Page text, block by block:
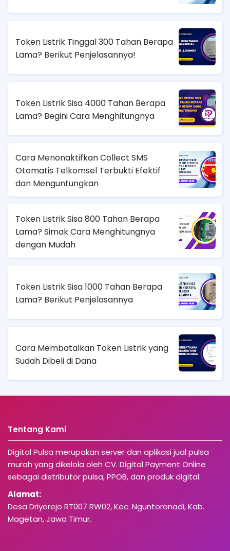
Token Listrik Tinggal 300 Tahan Berapa
Lama? Berikut Penjelasannya!
Token Listrik Sisa 4000 Tahan Berapa
Lama? Begini Cara Menghitungnya
Cara Menonaktifkan Collect SMS
Otomatis Telkomsel Terbukti Efektif
dan Menguntungkan
Token Listrik Sisa 800 Tahan Berapa
Lama? Simak Cara Menghitungnya
dengan Mudah
Token Listrik Sisa 1000 Tahan Berapa
Lama? Berikut Penjelasannya
Cara Membatalkan Token Listrik yang
Sudah Dibeli di Dana
Tentang Kami
Digital Pulsa merupakan server dan aplikasi jual pulsa
murah yang dikelola oleh CV. Digital Payment Online
sebagai distributor pulsa, PPOB, dan produk digital.
Alamat:
Desa Driyorejo RT007 RW02, Kec. Nguntoronadi, Kab.
Magetan, Jawa Timur.